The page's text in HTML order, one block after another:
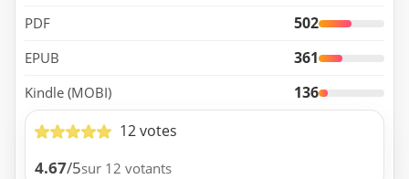
PDF 502
EPUB 361
Kindle (MOBI)
136
12 votes
4.67/5sur 12 votants